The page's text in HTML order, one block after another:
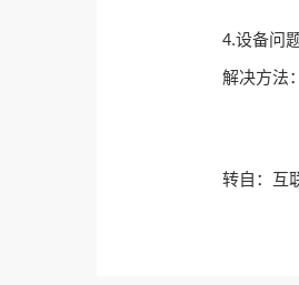
4.设备问
解决方法
转自：互